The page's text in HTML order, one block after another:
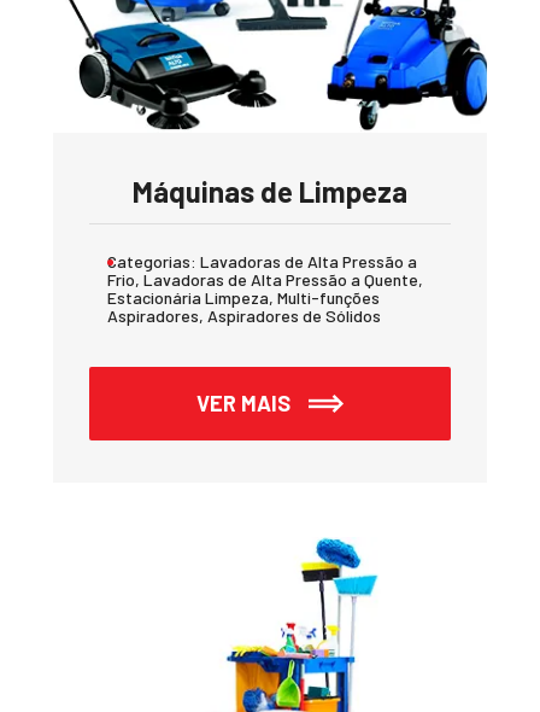
Máquinas de Limpeza
Categorias: Lavadoras de Alta Pressão a
Frio, Lavadoras de Alta Pressão a Quente,
Estacionária Limpeza, Multi-funções
Aspiradores, Aspiradores de Sólidos
VER MAIS